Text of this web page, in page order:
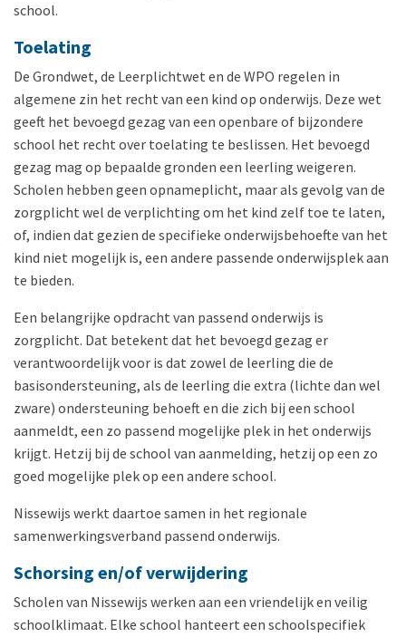
school.
Toelating
De Grondwet, de Leerplichtwet en de WPO regelen in
algemene zin het recht van een kind op onderwijs. Deze wet
geeft het bevoegd gezag van een openbare of bijzondere
school het recht over toelating te beslissen. Het bevoegd
gezag mag op bepaalde gronden een leerling weigeren.
Scholen hebben geen opnameplicht, maar als gevolg van de
zorgplicht wel de verplichting om het kind zelf toe te laten,
of, indien dat gezien de specifieke onderwijsbehoefte van het
kind niet mogelijk is, een andere passende onderwijsplek aan
te bieden.
Een belangrijke opdracht van passend onderwijs is
zorgplicht. Dat betekent dat het bevoegd gezag er
verantwoordelijk voor is dat zowel de leerling die de
basisondersteuning, als de leerling die extra (lichte dan wel
zware) ondersteuning behoeft en die zich bij een school
aanmeldt, een zo passend mogelijke plek in het onderwijs
krijgt. Hetzij bij de school van aanmelding, hetzij op een zo
goed mogelijke plek op een andere school.
Nissewijs werkt daartoe samen in het regionale
samenwerkingsverband passend onderwijs.
Schorsing en/of verwijdering
Scholen van Nissewijs werken aan een vriendelijk en veilig
schoolklimaat. Elke school hanteert een schoolspecifiek